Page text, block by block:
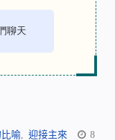
聊天
喻 迎接主來
8